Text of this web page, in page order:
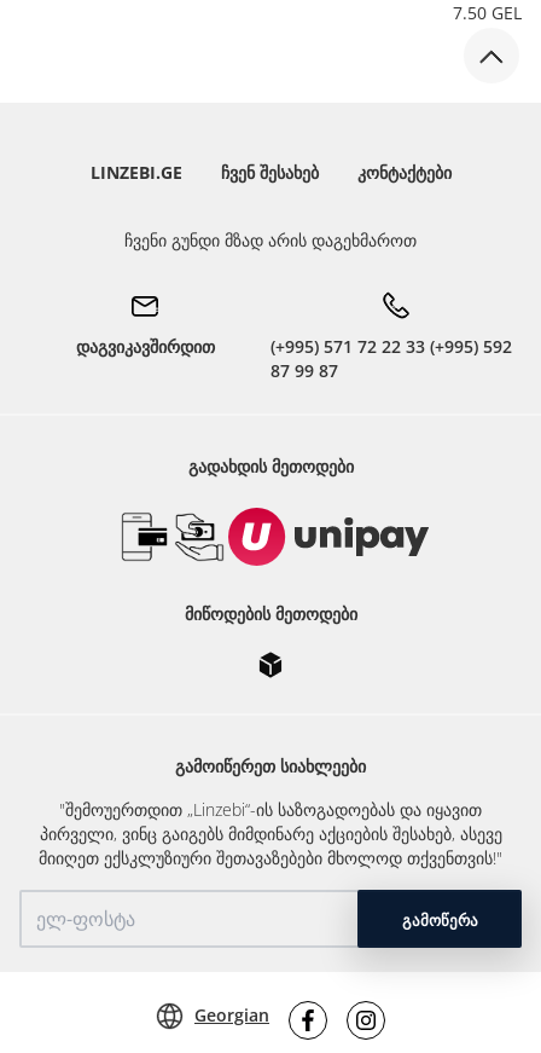
7.50 GEL
LINZEBI.GE ᲩᲕᲔᲜ ᲨᲔᲡᲐᲮᲔᲑ ᲙᲝᲜᲢᲐᲥᲢᲔᲑᲘ
ჩვენი გუნდი მზად არის დაგეხმაროთ
დაგვიკავშირდით
(+995) 571 72 22 33 (+995) 592
87 99 87
ᲒᲐᲓᲐᲮᲓᲘᲡ ᲛᲔᲗᲝᲓᲔᲑᲘ
ᲛᲘᲬᲝᲓᲔᲑᲘᲡ ᲛᲔᲗᲝᲓᲔᲑᲘ
ᲒᲐᲛᲝᲘᲬᲔᲠᲔᲗ ᲡᲘᲐᲮᲚᲔᲔᲑᲘ
"შემოუერთდით „Linzebi“-ის საზოგადოებას და იყავით
პირველი, ვინც გაიგებს მიმდინარე აქციების შესახებ, ასევე
მიიღეთ ექსკლუზიური შეთავაზებები მხოლოდ თქვენთვის!"
ᲒᲐᲛᲝᲬᲔᲠᲐ
Georgian